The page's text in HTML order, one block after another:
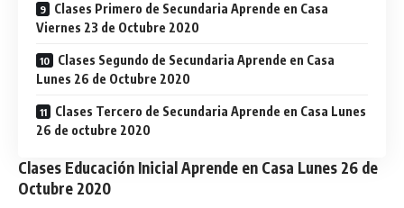
Clases Primero de Secundaria Aprende en Casa
Viernes 23 de Octubre 2020
Clases Segundo de Secundaria Aprende en Casa
Lunes 26 de Octubre 2020
Clases Tercero de Secundaria Aprende en Casa Lunes
26 de octubre 2020
Clases Educación Inicial Aprende en Casa Lunes 26 de
Octubre 2020